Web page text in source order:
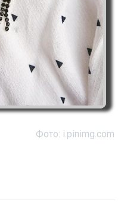
Фото: i.pinimg.com